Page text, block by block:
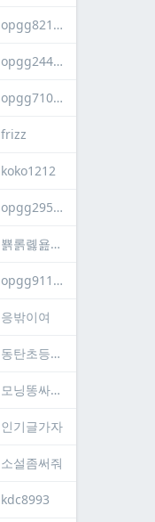
opgg821885159275
opgg244624112539
opgg710859377254
frizz
koko1212
opgg295210541770
뾹롥롏욢뼳뺶
opgg911885062551
응밖이여
동탄초등학교학생입속에콩알탄던지는엄준식
모닝똥싸는엄준식
인기글가자
소설좀써줘
kdc8993